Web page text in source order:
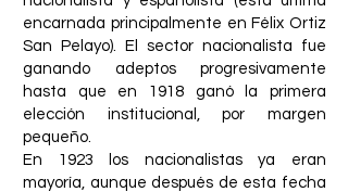
encarnada principalmente en Félix Ortiz
San Pelayo). El sector nacionalista fue
ganando adeptos progresivamente
hasta que en 1918 ganó la primera
elección institucional, por margen
pequeño.
En 1923 los nacionalistas ya eran
mayoría, aunque después de esta fecha